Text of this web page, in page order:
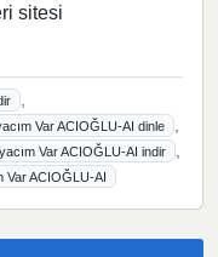
sitesi
,
Var ACIOĞLU-AI dinle
Var ACIOĞLU-AI indir
Var ACIOĞLU-AI